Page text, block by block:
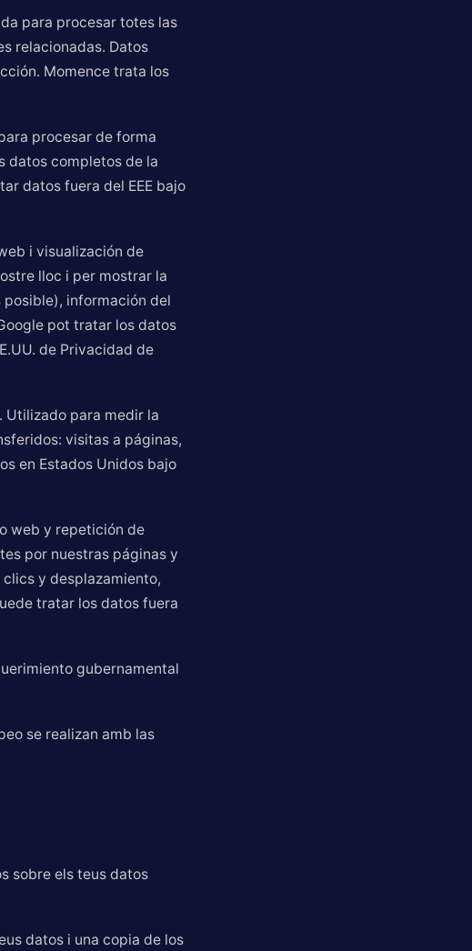
para procesar totes las
relacionadas. Datos
Momence trata los
procesar de forma
datos completos de la
datos fuera del EEE bajo
i visualización de
lloc i per mostrar la
información del
pot tratar los datos
de Privacidad de
para medir la
visitas a páginas,
en Estados Unidos bajo
web y repetición de
por nuestras páginas y
y desplazamiento,
tratar los datos fuera
gubernamental
se realizan amb las
sobre els teus datos
datos i una copia de los